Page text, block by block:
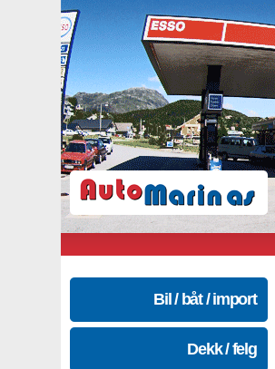
Bil / båt / import
Dekk / felg